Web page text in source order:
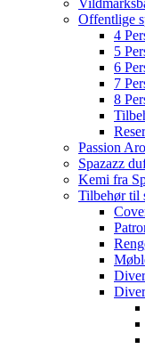
Offentlige
4
5
6
7
8
Passion
Spazazz
Kemi fra
Tilbehør til